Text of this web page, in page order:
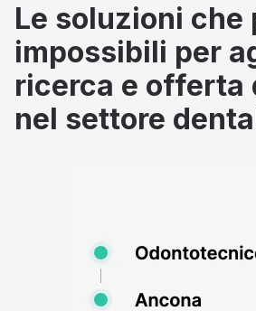
Le soluzioni che
impossibili per
ricerca e offerta
nel settore